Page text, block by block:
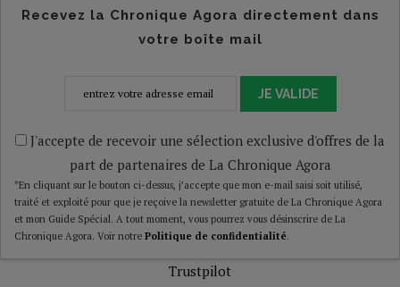
Recevez la Chronique Agora directement dans
votre boîte mail
JE VALIDE
J'accepte de recevoir une sélection exclusive d'offres de la
part de partenaires de La Chronique Agora
*En cliquant sur le bouton ci-dessus, j’accepte que mon e-mail saisi soit utilisé,
traité et exploité pour que je reçoive la newsletter gratuite de La Chronique Agora
et mon Guide Spécial. A tout moment, vous pourrez vous désinscrire de La
Chronique Agora. Voir notre Politique de confidentialité.
Trustpilot